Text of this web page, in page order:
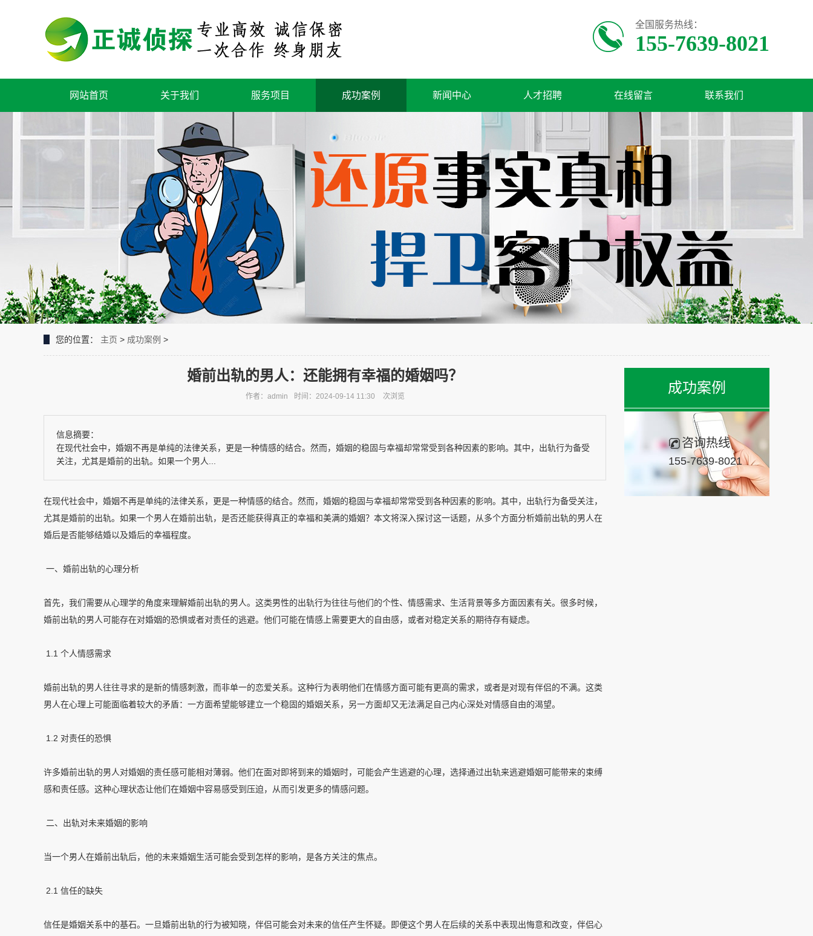
全国服务热线：
155-7639-8021
网站首页 关于我们 服务项目 成功案例 新闻中心 人才招聘 在线留言 联系我们
您的位置： 主页 > 成功案例 >
成功案例
咨询热线
155-7639-8021
婚前出轨的男人：还能拥有幸福的婚姻吗？
作者：admin 时间：2024-09-14 11:30 次浏览
信息摘要：
在现代社会中，婚姻不再是单纯的法律关系，更是一种情感的结合。然而，婚姻的稳固与幸福却常常受到各种因素的影响。其中，出轨行为备受
关注，尤其是婚前的出轨。如果一个男人...
在现代社会中，婚姻不再是单纯的法律关系，更是一种情感的结合。然而，婚姻的稳固与幸福却常常受到各种因素的影响。其中，出轨行为备受关注，
尤其是婚前的出轨。如果一个男人在婚前出轨，是否还能获得真正的幸福和美满的婚姻？本文将深入探讨这一话题，从多个方面分析婚前出轨的男人在
婚后是否能够结婚以及婚后的幸福程度。
一、婚前出轨的心理分析
首先，我们需要从心理学的角度来理解婚前出轨的男人。这类男性的出轨行为往往与他们的个性、情感需求、生活背景等多方面因素有关。很多时候，
婚前出轨的男人可能存在对婚姻的恐惧或者对责任的逃避。他们可能在情感上需要更大的自由感，或者对稳定关系的期待存有疑虑。
1.1 个人情感需求
婚前出轨的男人往往寻求的是新的情感刺激，而非单一的恋爱关系。这种行为表明他们在情感方面可能有更高的需求，或者是对现有伴侣的不满。这类
男人在心理上可能面临着较大的矛盾：一方面希望能够建立一个稳固的婚姻关系，另一方面却又无法满足自己内心深处对情感自由的渴望。
1.2 对责任的恐惧
许多婚前出轨的男人对婚姻的责任感可能相对薄弱。他们在面对即将到来的婚姻时，可能会产生逃避的心理，选择通过出轨来逃避婚姻可能带来的束缚
感和责任感。这种心理状态让他们在婚姻中容易感受到压迫，从而引发更多的情感问题。
二、出轨对未来婚姻的影响
当一个男人在婚前出轨后，他的未来婚姻生活可能会受到怎样的影响，是各方关注的焦点。
2.1 信任的缺失
信任是婚姻关系中的基石。一旦婚前出轨的行为被知晓，伴侣可能会对未来的信任产生怀疑。即便这个男人在后续的关系中表现出悔意和改变，伴侣心